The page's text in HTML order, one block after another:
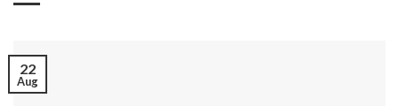
22
Aug